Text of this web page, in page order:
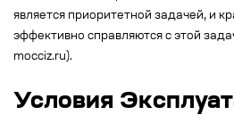
является приоритетной задачей, и
эффективно справляются с этой
mocciz.ru).
Условия